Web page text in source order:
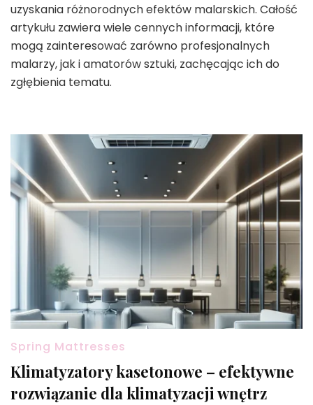
uzyskania różnorodnych efektów malarskich. Całość
artykułu zawiera wiele cennych informacji, które
mogą zainteresować zarówno profesjonalnych
malarzy, jak i amatorów sztuki, zachęcając ich do
zgłębienia tematu.
Spring Mattresses
Klimatyzatory kasetonowe – efektywne
rozwiązanie dla klimatyzacji wnętrz